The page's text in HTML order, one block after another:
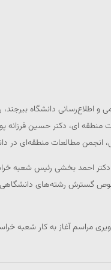
منطقه ای، دکتر حسین
انجمن مطالعات منطقه‌ای در
احمد بخشی رئیس شعبه
گسترش رشته‌های دانشگاهی،
مراسم آغاز به کار شعبه